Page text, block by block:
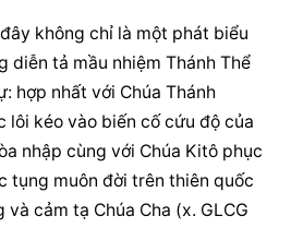
không chỉ là một phát biểu
diễn tả mầu nhiệm Thánh Thể
hợp nhất với Chúa Thánh
lôi kéo vào biến cố cứu độ của
nhập cùng với Chúa Kitô phục
tụng muôn đời trên thiên quốc
và cảm tạ Chúa Cha (x. GLCG